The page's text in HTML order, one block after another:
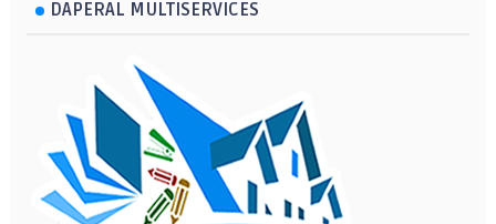
DAPERAL MULTISERVICES